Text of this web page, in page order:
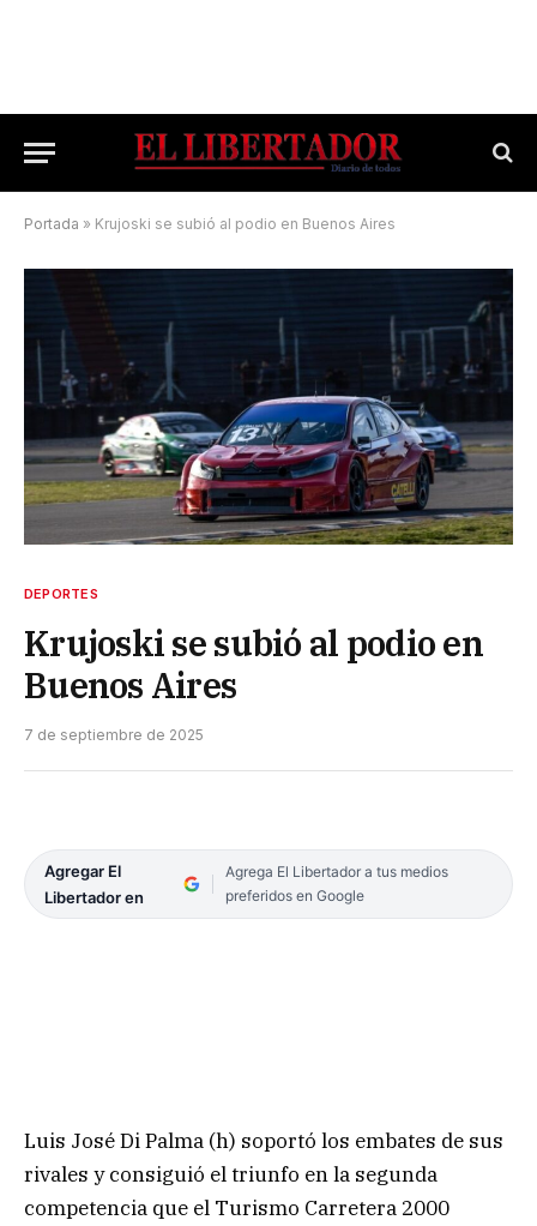
Portada » Krujoski se subió al podio en Buenos Aires
DEPORTES
Krujoski se subió al podio en
Buenos Aires
7 de septiembre de 2025
Agregar El
Libertador en
Agrega El Libertador a tus medios
preferidos en Google
Luis José Di Palma (h) soportó los embates de sus
rivales y consiguió el triunfo en la segunda
competencia que el Turismo Carretera 2000